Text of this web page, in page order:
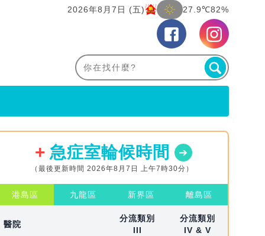
2026年8月7日 (五) 27.9℃82%
急症室輪候時間
（最後更新時間 2026年8月7日 上午7時30分）
港島區 九龍區 新界區 離島區
醫院
分流類別
III
分流類別
IV & V